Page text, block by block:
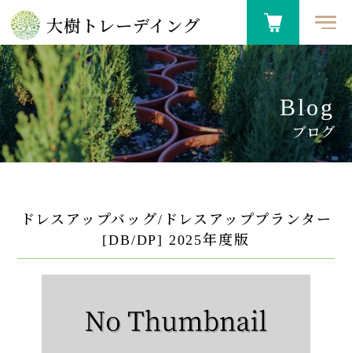
大樹トレーデイング
Blog
ブログ
ドレスアップバッグ/ドレスアッププランター
[DB/DP] 2025年度版